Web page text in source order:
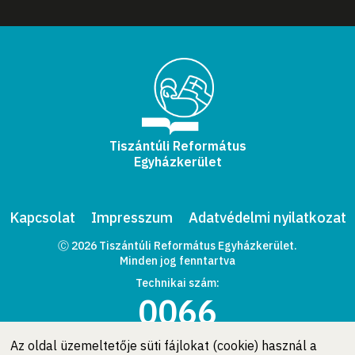
Az oldal üzemeltetője süti fájlokat (cookie) használ a
Tiszántúli Református
Egyházkerület
Kapcsolat Impresszum Adatvédelmi nyilatkozat
Ⓒ 2026 Tiszántúli Református Egyházkerület.
Minden jog fenntartva
Technikai szám:
0066